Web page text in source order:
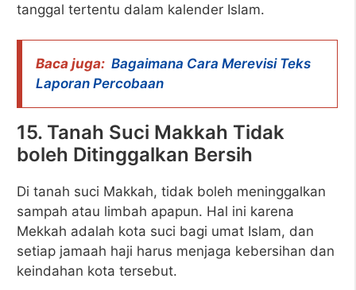
tanggal tertentu dalam kalender Islam.
Baca juga: Bagaimana Cara Merevisi Teks
Laporan Percobaan
15. Tanah Suci Makkah Tidak
boleh Ditinggalkan Bersih
Di tanah suci Makkah, tidak boleh meninggalkan
sampah atau limbah apapun. Hal ini karena
Mekkah adalah kota suci bagi umat Islam, dan
setiap jamaah haji harus menjaga kebersihan dan
keindahan kota tersebut.